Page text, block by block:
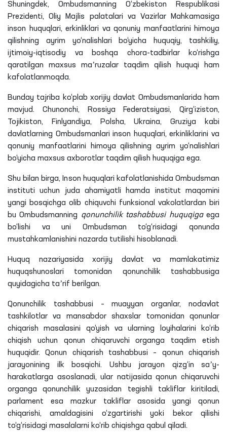
Shuningdek, Ombudsmanning O‘zbekiston Respublikasi
Prezidenti, Oliy Majlis palatalari va Vazirlar Mahkamasiga
inson huquqlari, erkinliklari va qonuniy manfaatlarini himoya
qilishning ayrim yo‘nalishlari bo‘yicha huquqiy, tashkiliy,
ijtimoiy-iqtisodiy va boshqa chora-tadbirlar ko‘rishga
qaratilgan maxsus maʼruzalar taqdim qilish huquqi ham
kafolatlanmoqda.
Bunday tajriba ko‘plab xorijiy davlat Ombudsmanlarida ham
mavjud. Chunonchi, Rossiya Federatsiyasi, Qirg‘iziston,
Tojikiston, Finlyandiya, Polsha, Ukraina, Gruziya kabi
davlatlarning Ombudsmanlari inson huquqlari, erkinliklarini va
qonuniy manfaatlarini himoya qilishning ayrim yo‘nalishlari
bo‘yicha maxsus axborotlar taqdim qilish huquqiga ega.
Shu bilan birga, Inson huquqlari kafolatlanishida Ombudsman
instituti uchun juda ahamiyatli hamda institut maqomini
yangi bosqichga olib chiquvchi funksional vakolatlardan biri
bu Ombudsmanning qonunchilik tashabbusi huquqigaega
bo‘lishi va uni Ombudsman to‘g‘risidagi qonunda
mustahkamlanishini nazarda tutilishi hisoblanadi.
Huquq nazariyasida xorijiy davlat va mamlakatimiz
huquqshunoslari tomonidan qonunchilik tashabbusiga
quyidagicha taʼrif berilgan.
Qonunchilik tashabbusi – muayyan organlar, nodavlat
tashkilotlar va mansabdor shaxslar tomonidan qonunlar
chiqarish masalasini qo‘yish va ularning loyihalarini ko‘rib
chiqish uchun qonun chiqaruvchi organga taqdim etish
huquqidir. Qonun chiqarish tashabbusi – qonun chiqarish
jarayonining ilk bosqichi. Ushbu jarayon qizg‘in saʼy-
harakatlarga asoslanadi, ular natijasida qonun chiqaruvchi
organga qonunchilik yuzasidan tegishli takliflar kiritiladi,
parlament esa mazkur takliflar asosida yangi qonun
chiqarishi, amaldagisini o‘zgartirishi yoki bekor qilishi
to‘g‘risidagi masalalarni ko‘rib chiqishga qabul qiladi.